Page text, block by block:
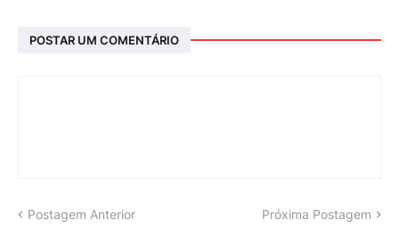
POSTAR UM COMENTÁRIO
Postagem Anterior Próxima Postagem